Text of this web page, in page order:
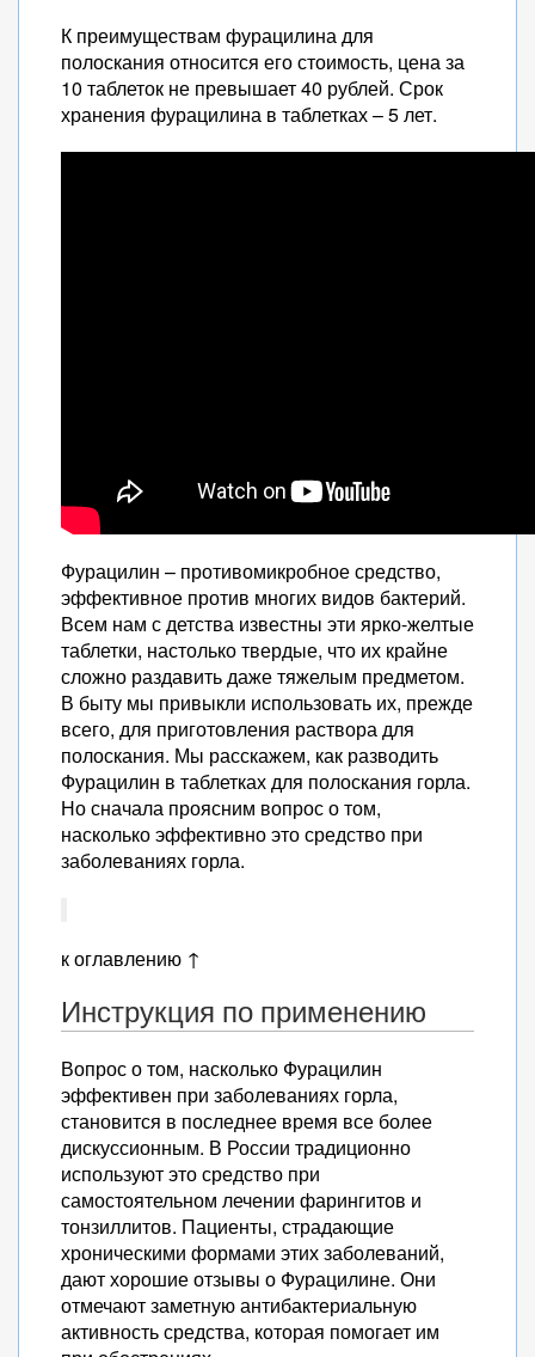
К преимуществам фурацилина для
полоскания относится его стоимость, цена за
10 таблеток не превышает 40 рублей. Срок
хранения фурацилина в таблетках – 5 лет.
Фурацилин – противомикробное средство,
эффективное против многих видов бактерий.
Всем нам с детства известны эти ярко-желтые
таблетки, настолько твердые, что их крайне
сложно раздавить даже тяжелым предметом.
В быту мы привыкли использовать их, прежде
всего, для приготовления раствора для
полоскания. Мы расскажем, как разводить
Фурацилин в таблетках для полоскания горла.
Но сначала проясним вопрос о том,
насколько эффективно это средство при
заболеваниях горла.
к оглавлению ↑
Инструкция по применению
Вопрос о том, насколько Фурацилин
эффективен при заболеваниях горла,
становится в последнее время все более
дискуссионным. В России традиционно
используют это средство при
самостоятельном лечении фарингитов и
тонзиллитов. Пациенты, страдающие
хроническими формами этих заболеваний,
дают хорошие отзывы о Фурацилине. Они
отмечают заметную антибактериальную
активность средства, которая помогает им